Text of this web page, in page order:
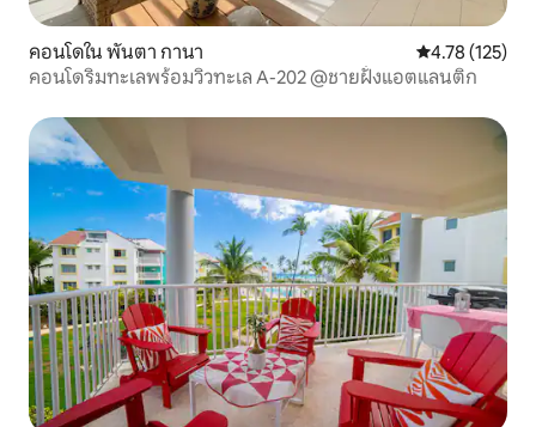
คอนโดใน พันตา กานา คะแนนเฉลี่ย
4.78 (125)
คอนโดริมทะเลพร้อมวิวทะเล A-202 @ชายฝั่งแอตแลนติก